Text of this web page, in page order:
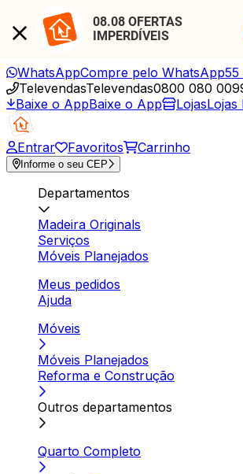
08.08 OFERTAS
IMPERDÍVEIS
WhatsAppCompre pelo WhatsApp55
TelevendasTelevendas0800 080
Baixe o AppBaixe o App LojasLojas
Entrar Favoritos Carrinho
Informe o seu CEP
Departamentos
Madeira Originals
Serviços
Móveis Planejados
Meus pedidos
Ajuda
Móveis
Móveis Planejados
Reforma e Construção
Outros departamentos
Quarto Completo